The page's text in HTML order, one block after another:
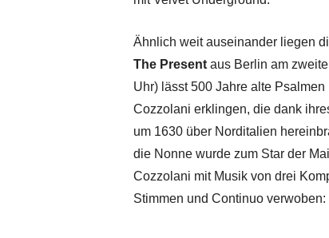
Ähnlich weit auseinander liegen
The Present aus Berlin am
Uhr) lässt 500 Jahre alte
Cozzolani erklingen, die dank
um 1630 über Norditalien
die Nonne wurde zum Star der
Cozzolani mit Musik von drei
Stimmen und Continuo